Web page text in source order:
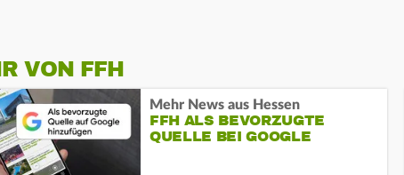
VON FFH
Mehr News aus Hessen
FFH ALS BEVORZUGTE
QUELLE BEI GOOGLE